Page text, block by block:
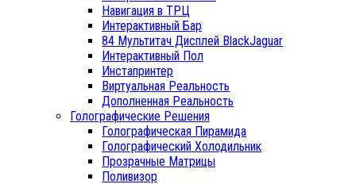
Навигация в ТРЦ
Интерактивный Бар
84 Мультитач Дисплей BlackJaguar
Интерактивный Пол
Инстапринтер
Виртуальная Реальность
Дополненная Реальность
Голографические Решения
Голографическая Пирамида
Голографический Холодильник
Прозрачные Матрицы
Поливизор